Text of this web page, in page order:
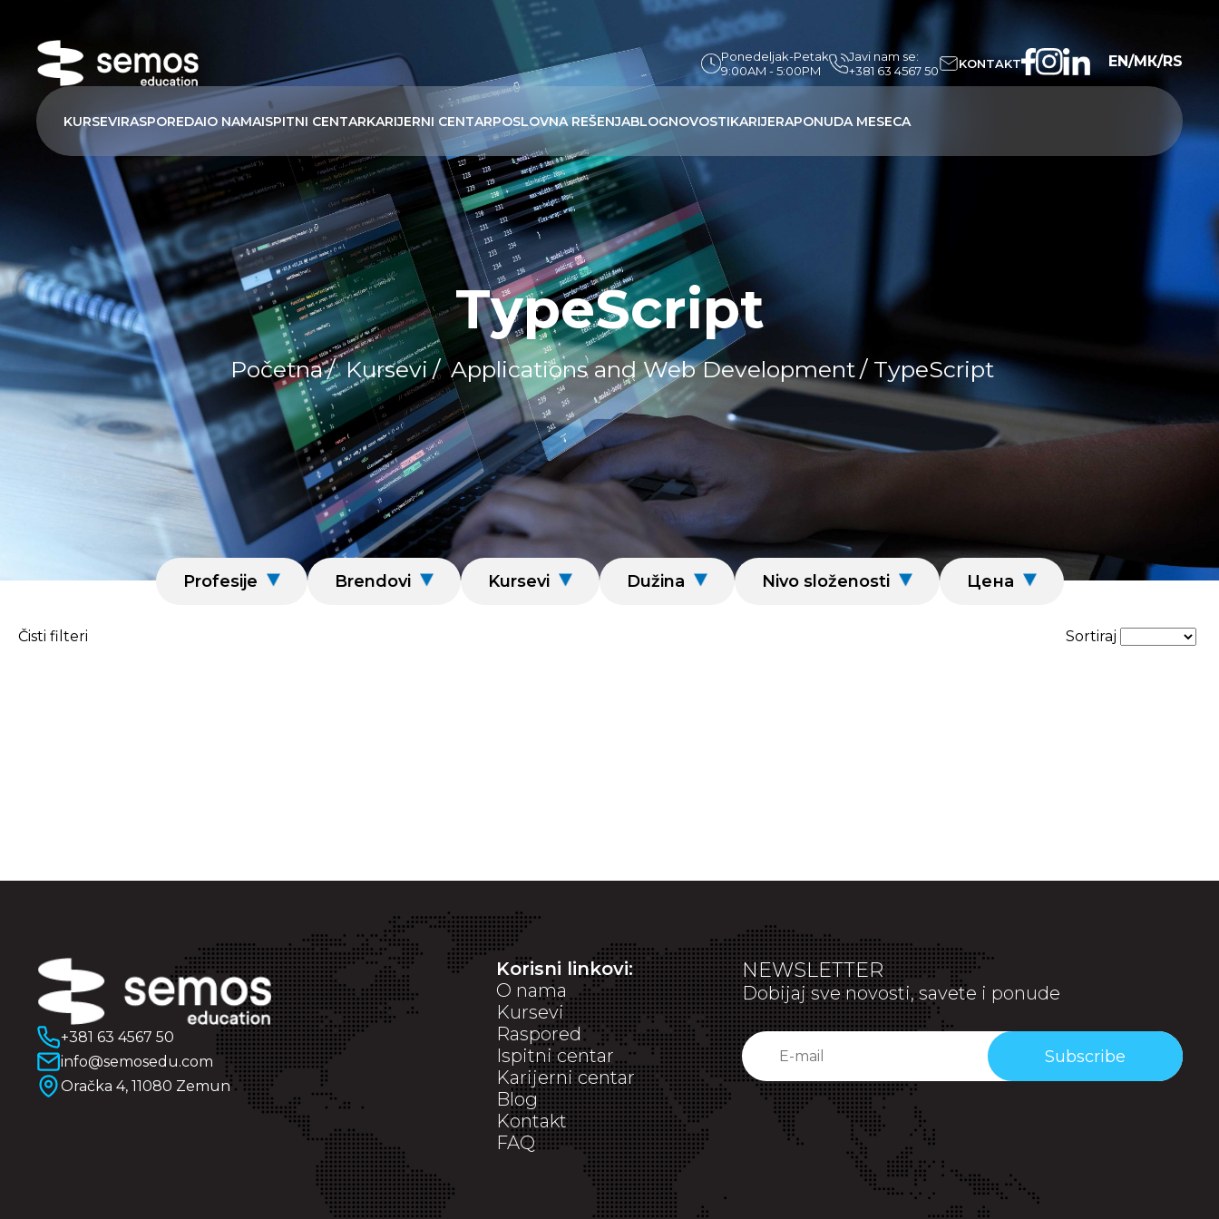
Ponedeljak-Petak
9:00AM - 5:00PM
Javi nam se:
+381 63 4567 50
KONTAKT EN/МК/RS
KURSEVIRASPOREDAIO NAMAISPITNI CENTARKARIJERNI CENTARPOSLOVNA REŠENJABLOGNOVOSTIKARIJERAPONUDA MESECA
TypeScript
Početna/Kursevi /Applications and Web Development/ TypeScript
Profesije Brendovi Kursevi Dužina Nivo složenosti Цена
Čisti filteri Sortiraj
+381 63 4567 50
info@semosedu.com
Oračka 4, 11080 Zemun
Korisni linkovi:
O nama
Kursevi
Raspored
Ispitni centar
Karijerni centar
Blog
Kontakt
FAQ
NEWSLETTER
Dobijaj sve novosti, savete i ponude
Subscribe